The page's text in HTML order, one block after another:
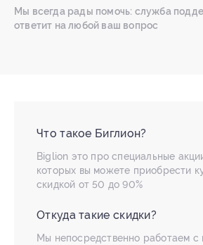
Мы всегда рады помочь: служба
ответит на любой ваш вопрос
Что такое Биглион?
Biglion это про специальные
которых вы можете приобрести
скидкой от 50 до 90%
Откуда такие скидки?
Мы непосредственно работаем с